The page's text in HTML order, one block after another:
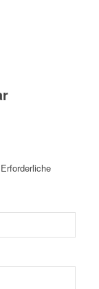
Erforderliche